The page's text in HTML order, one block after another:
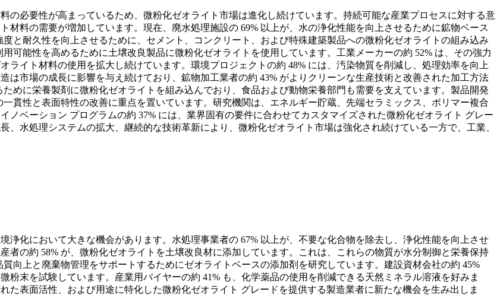
の必要性が高まっているため、微粉化ゼオライト市場は進化し続けています。持続可能な産業プロセスに対する意
料の需要が増加しています。現在、廃水処理施設の 69% 以上が、水の浄化性能を向上させるために鉱物ベース
と耐久性を向上させるために、セメント、コンクリート、および特殊建築製品への微粉化ゼオライトの組み込み
可能性を高めるために土壌改良製品に微粉化ゼオライトを使用しています。工業メーカーの約 52% は、その強力
ライト材料の使用を拡大し続けています。環境プロジェクトの約 48% には、汚染物質を削減し、処理効率を向上
は市場の成長に影響を与え続けており、鉱物加工業者の約 43% がよりクリーンな生産技術と改善された加工方法
めに栄養製剤に微粉化ゼオライトを組み込んでおり、食品および動物栄養部門も需要を支えています。製品開発
貫性と表面特性の改善に重点を置いています。研究機関は、エネルギー貯蔵、先端セラミックス、ポリマー複合
ベーション プログラムの約 37% には、業界固有の要件に合わせてカスタマイズされた微粉化ゼオライト グレー
、水処理システムの拡大、継続的な技術革新により、微粉化ゼオライト市場は強化され続けている一方で、工業、
浄化において大きな機会があります。水処理事業者の 67% 以上が、不要な化合物を除去し、浄化性能を向上させ
者の約 58% が、微粉化ゼオライトを土壌改良材に添加しています。これは、これらの物質が水分制御と栄養保持
向上と廃棄物管理をサポートするためにゼオライトベースの添加剤を研究しています。建設資材会社の約 45%
末を試験しています。産業用バイヤーの約 41% も、化学薬品の使用を削減できる天然ミネラル溶液を好みま
た表面活性、および用途に特化した微粉化ゼオライト グレードを提供する製造業者に新たな機会を生み出しま